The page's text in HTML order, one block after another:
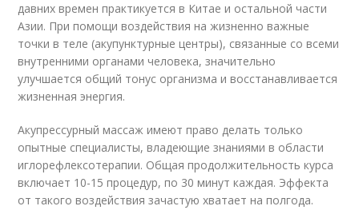
давних времен практикуется в Китае и остальной части
Азии. При помощи воздействия на жизненно важные
точки в теле (акупунктурные центры), связанные со всеми
внутренними органами человека, значительно
улучшается общий тонус организма и восстанавливается
жизненная энергия.
Акупрессурный массаж имеют право делать только
опытные специалисты, владеющие знаниями в области
иглорефлексотерапии. Общая продолжительность курса
включает 10-15 процедур, по 30 минут каждая. Эффекта
от такого воздействия зачастую хватает на полгода.